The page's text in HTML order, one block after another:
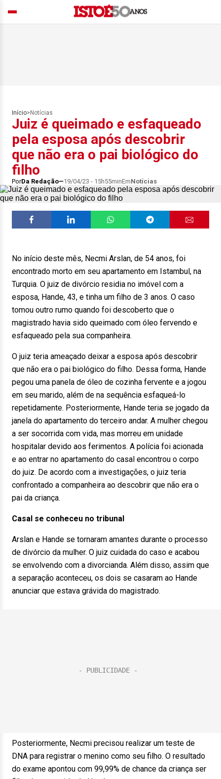
Início> Notícias
Juiz é queimado e esfaqueado
pela esposa após descobrir
que não era o pai biológico do
filho
PorDa Redação 19/04/23 - 15h55minEmNotícias
No início deste mês, Necmi Arslan, de 54 anos, foi
encontrado morto em seu apartamento em Istambul, na
Turquia. O juiz de divórcio residia no imóvel com a
esposa, Hande, 43, e tinha um filho de 3 anos. O caso
tomou outro rumo quando foi descoberto que o
magistrado havia sido queimado com óleo fervendo e
esfaqueado pela sua companheira.
O juiz teria ameaçado deixar a esposa após descobrir
que não era o pai biológico do filho. Dessa forma, Hande
pegou uma panela de óleo de cozinha fervente e a jogou
em seu marido, além de na sequência esfaqueá-lo
repetidamente. Posteriormente, Hande teria se jogado da
janela do apartamento do terceiro andar. A mulher chegou
a ser socorrida com vida, mas morreu em unidade
hospitalar devido aos ferimentos. A polícia foi acionada
e ao entrar no apartamento do casal encontrou o corpo
do juiz. De acordo com a investigações, o juiz teria
confrontado a companheira ao descobrir que não era o
pai da criança.
Casal se conheceu no tribunal
Arslan e Hande se tornaram amantes durante o processo
de divórcio da mulher. O juiz cuidada do caso e acabou
se envolvendo com a divorcianda. Além disso, assim que
a separação aconteceu, os dois se casaram ao Hande
anunciar que estava grávida do magistrado.
Posteriormente, Necmi precisou realizar um teste de
DNA para registrar o menino como seu filho. O resultado
do exame apontou com 99,99% de chance da criança ser